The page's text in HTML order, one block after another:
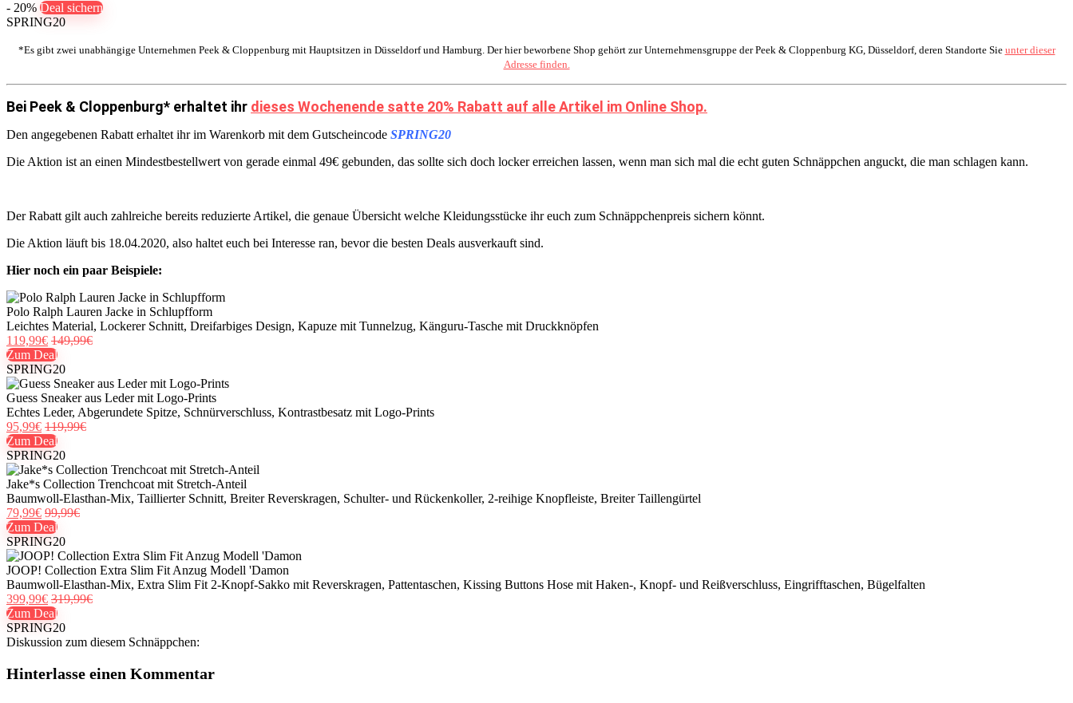
- 20% Deal sichern
SPRING20
*Es gibt zwei unabhängige Unternehmen Peek & Cloppenburg mit Hauptsitzen in Düsseldorf und Hamburg. Der hier beworbene Shop gehört zur Unternehmensgruppe der Peek & Cloppenburg KG, Düsseldorf, deren Standorte Sie unter dieser
Adresse finden.
Bei Peek & Cloppenburg* erhaltet ihr dieses Wochenende satte 20% Rabatt auf alle Artikel im Online Shop.
Den angegebenen Rabatt erhaltet ihr im Warenkorb mit dem Gutscheincode SPRING20
Die Aktion ist an einen Mindestbestellwert von gerade einmal 49€ gebunden, das sollte sich doch locker erreichen lassen, wenn man sich mal die echt guten Schnäppchen anguckt, die man schlagen kann.
Der Rabatt gilt auch zahlreiche bereits reduzierte Artikel, die genaue Übersicht welche Kleidungsstücke ihr euch zum Schnäppchenpreis sichern könnt.
Die Aktion läuft bis 18.04.2020, also haltet euch bei Interesse ran, bevor die besten Deals ausverkauft sind.
Hier noch ein paar Beispiele:
Polo Ralph Lauren Jacke in Schlupfform
Leichtes Material, Lockerer Schnitt, Dreifarbiges Design, Kapuze mit Tunnelzug, Känguru-Tasche mit Druckknöpfen
119,99€ 149,99€
Zum Deal
SPRING20
Guess Sneaker aus Leder mit Logo-Prints
Echtes Leder, Abgerundete Spitze, Schnürverschluss, Kontrastbesatz mit Logo-Prints
95,99€ 119,99€
Zum Deal
SPRING20
Jake*s Collection Trenchcoat mit Stretch-Anteil
Baumwoll-Elasthan-Mix, Taillierter Schnitt, Breiter Reverskragen, Schulter- und Rückenkoller, 2-reihige Knopfleiste, Breiter Taillengürtel
79,99€ 99,99€
Zum Deal
SPRING20
JOOP! Collection Extra Slim Fit Anzug Modell 'Damon
Baumwoll-Elasthan-Mix, Extra Slim Fit 2-Knopf-Sakko mit Reverskragen, Pattentaschen, Kissing Buttons Hose mit Haken-, Knopf- und Reißverschluss, Eingrifftaschen, Bügelfalten
399,99€ 319,99€
Zum Deal
SPRING20
Diskussion zum diesem Schnäppchen:
Hinterlasse einen Kommentar